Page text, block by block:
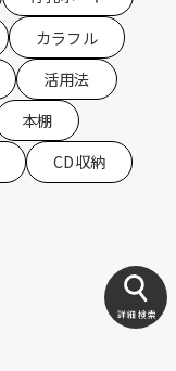
カラフル
活用法
本棚
CD収納
詳細検索